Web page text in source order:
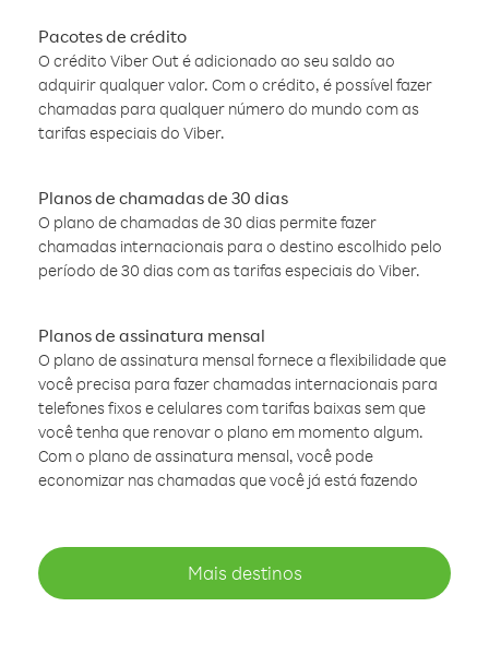
Pacotes de crédito
O crédito Viber Out é adicionado ao seu saldo ao
adquirir qualquer valor. Com o crédito, é possível fazer
chamadas para qualquer número do mundo com as
tarifas especiais do Viber.
Planos de chamadas de 30 dias
O plano de chamadas de 30 dias permite fazer
chamadas internacionais para o destino escolhido pelo
período de 30 dias com as tarifas especiais do Viber.
Planos de assinatura mensal
O plano de assinatura mensal fornece a flexibilidade que
você precisa para fazer chamadas internacionais para
telefones fixos e celulares com tarifas baixas sem que
você tenha que renovar o plano em momento algum.
Com o plano de assinatura mensal, você pode
economizar nas chamadas que você já está fazendo
Mais destinos